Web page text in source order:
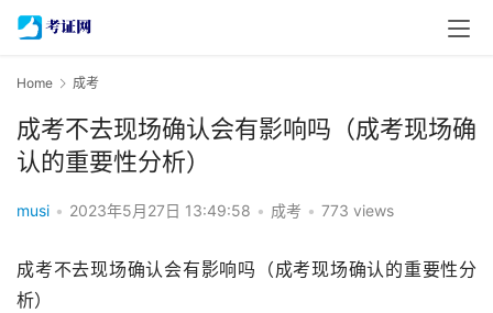
Home 成考
成考不去现场确认会有影响吗（成考现场确
认的重要性分析）
musi • 2023年5月27日 13:49:58 • 成考 • 773 views
成考不去现场确认会有影响吗（成考现场确认的重要性分
析）